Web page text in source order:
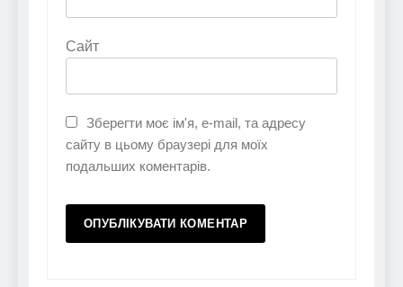
Сайт
Зберегти моє ім'я, e-mail, та адресу
сайту в цьому браузері для моїх
подальших коментарів.